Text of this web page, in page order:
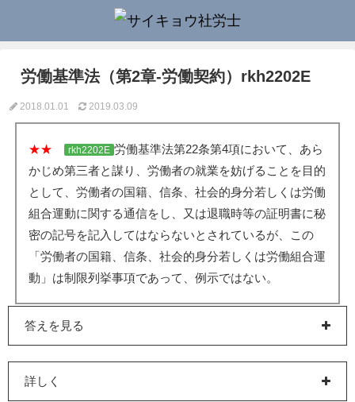
労働基準法（第2章-労働契約）rkh2202E
2018.01.01 2019.03.09
★★ rkh2202E 労働基準法第22条第4項において、あら
かじめ第三者と謀り、労働者の就業を妨げることを目的
として、労働者の国籍、信条、社会的身分若しくは労働
組合運動に関する通信をし、又は退職時等の証明書に秘
密の記号を記入してはならないとされているが、この
「労働者の国籍、信条、社会的身分若しくは労働組合運
動」は制限列挙事項であって、例示ではない。
答えを見る
詳しく